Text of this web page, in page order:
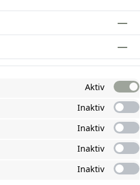
Aktiv
Inaktiv
Inaktiv
Inaktiv
Inaktiv